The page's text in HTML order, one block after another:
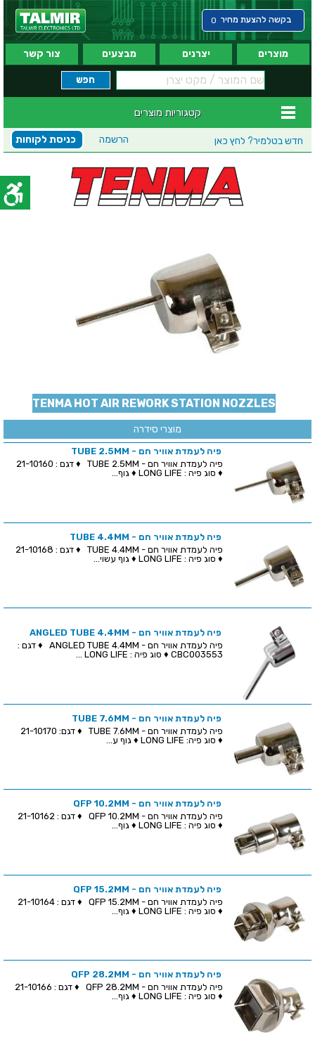
בקשה להצעת מחיר 0
מוצרים יצרנים מבצעים צור קשר
קטגוריות מוצרים
חדש בטלמיר? לחץ כאן כניסת לקוחות הרשמה
TENMA HOT AIR REWORK STATION NOZZLES
מוצרי סידרה
פיה לעמדת אוויר חם - TUBE 2.5MM
פיה לעמדת אוויר חם - TUBE 2.5MM ♦ דגם : 21-10160
♦ סוג פיה : LONG LIFE ♦ גוף...
פיה לעמדת אוויר חם - TUBE 4.4MM
פיה לעמדת אוויר חם - TUBE 4.4MM ♦ דגם : 21-10168
♦ סוג פיה : LONG LIFE ♦ גוף עשוי...
פיה לעמדת אוויר חם - ANGLED TUBE 4.4MM
פיה לעמדת אוויר חם - ANGLED TUBE 4.4MM ♦ דגם :
CBC003553 ♦ סוג פיה : LONG LIFE ...
פיה לעמדת אוויר חם - TUBE 7.6MM
פיה לעמדת אוויר חם - TUBE 7.6MM ♦ דגם: 21-10170
♦ סוג פיה: LONG LIFE ♦ גוף ע...
פיה לעמדת אוויר חם - QFP 10.2MM
פיה לעמדת אוויר חם - QFP 10.2MM ♦ דגם : 21-10162
♦ סוג פיה : LONG LIFE ♦ גוף...
פיה לעמדת אוויר חם - QFP 15.2MM
פיה לעמדת אוויר חם - QFP 15.2MM ♦ דגם : 21-10164
♦ סוג פיה : LONG LIFE ♦ גוף...
פיה לעמדת אוויר חם - QFP 28.2MM
פיה לעמדת אוויר חם - QFP 28.2MM ♦ דגם : 21-10166
♦ סוג פיה : LONG LIFE ♦ גוף...